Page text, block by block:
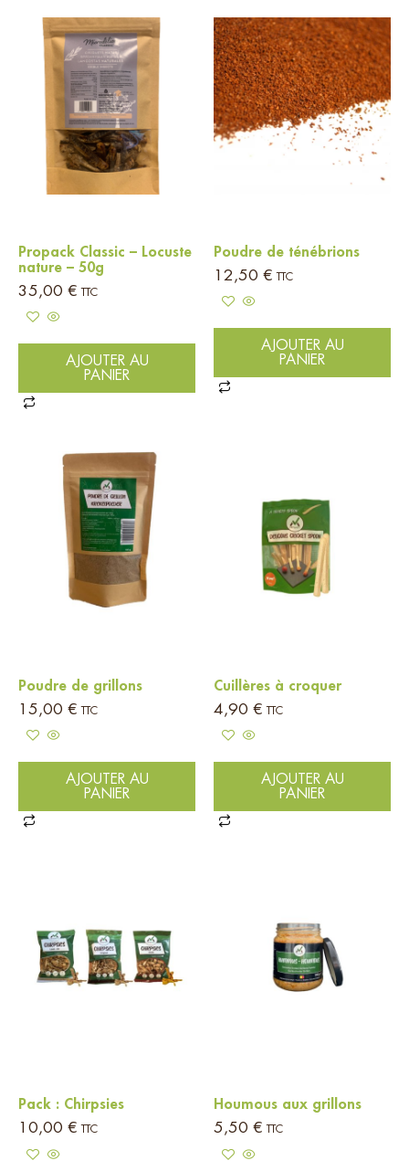
Propack Classic – Locuste
nature – 50g
35,00 € TTC
AJOUTER AU
PANIER
Poudre de ténébrions
12,50 € TTC
AJOUTER AU
PANIER
Poudre de grillons
15,00 € TTC
AJOUTER AU
PANIER
Cuillères à croquer
4,90 € TTC
AJOUTER AU
PANIER
Pack : Chirpsies
10,00 € TTC
Houmous aux grillons
5,50 € TTC